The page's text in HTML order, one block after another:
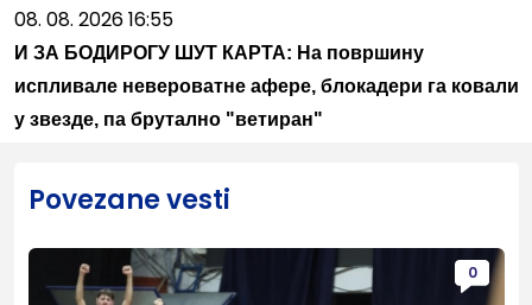
08. 08. 2026 16:55
И ЗА БОДИРОГУ ШУТ КАРТА: На површину
испливале невероватне афере, блокадери га ковали
у звезде, па брутално "ветиран"
Povezane vesti
0